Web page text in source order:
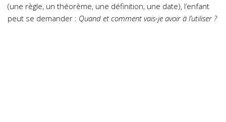
(une règle, un théorème, une définition, une date), l’enfant
peut se demander : Quand et comment vais-je avoir à l’utiliser ?